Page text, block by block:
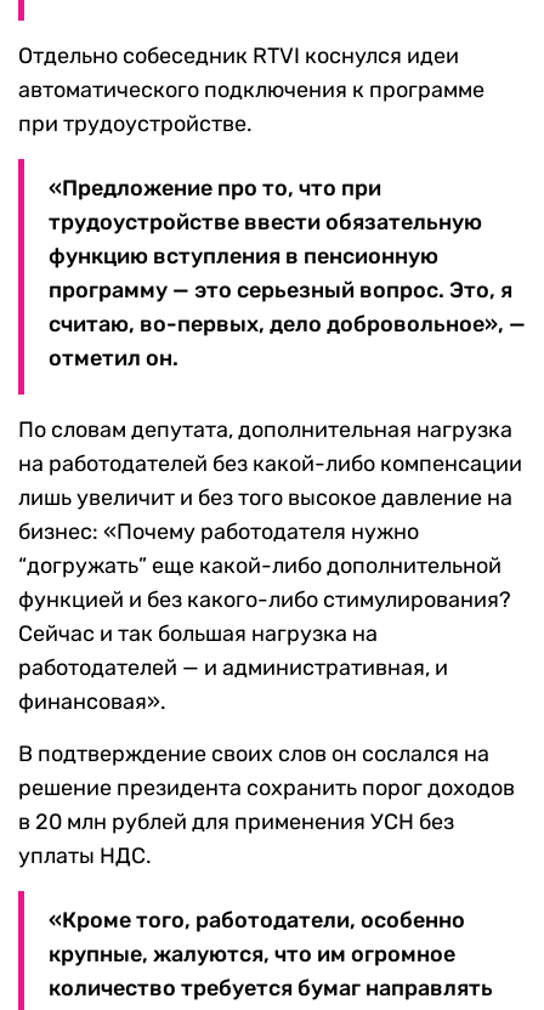
Отдельно собеседник RTVI коснулся идеи
автоматического подключения к программе
при трудоустройстве.
«Предложение про то, что при
трудоустройстве ввести обязательную
функцию вступления в пенсионную
программу — это серьезный вопрос. Это, я
считаю, во-первых, дело добровольное», —
отметил он.
По словам депутата, дополнительная нагрузка
на работодателей без какой-либо компенсации
лишь увеличит и без того высокое давление на
бизнес: «Почему работодателя нужно
“догружать” еще какой-либо дополнительной
функцией и без какого-либо стимулирования?
Сейчас и так большая нагрузка на
работодателей — и административная, и
финансовая».
В подтверждение своих слов он сослался на
решение президента сохранить порог доходов
в 20 млн рублей для применения УСН без
уплаты НДС.
«Кроме того, работодатели, особенно
крупные, жалуются, что им огромное
количество требуется бумаг направлять